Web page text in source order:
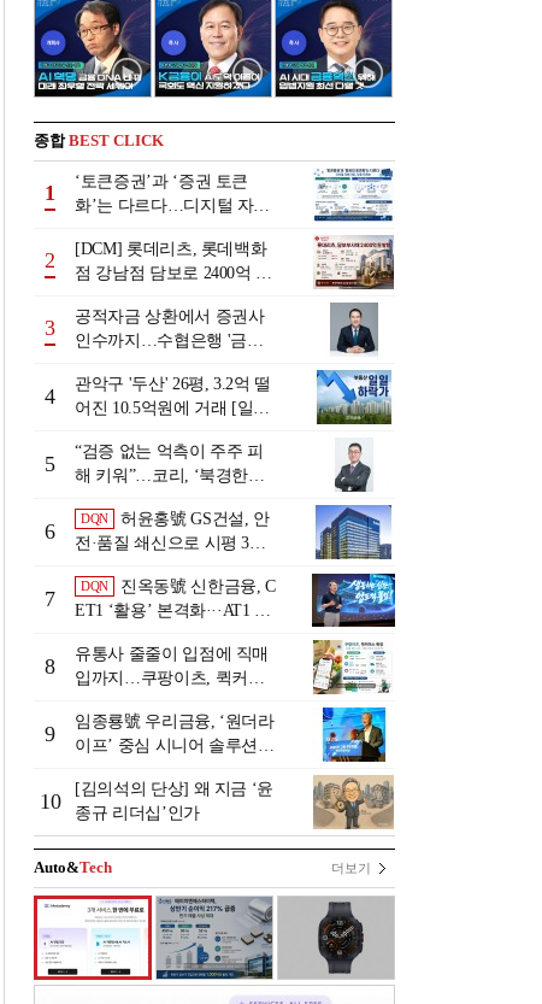
종합BEST CLICK
1
‘토큰증권’과 ‘증권 토큰
화’는 다르다…디지털 자본
2
[DCM] 롯데리츠, 롯데백화
점 강남점 담보로 2400억 조
3
공적자금 상환에서 증권사
인수까지…수협은행 '금융
행 금융그룹의 꿈①]
4
관악구 '두산' 26평, 3.2억 떨
어진 10.5억원에 거래 [일일
5
“검증 없는 억측이 주주 피
해 키워”…코리, ‘북경한미
6
DQN
허윤홍號 GS건설, 안
전·품질 쇄신으로 시평 3위
7
DQN
진옥동號 신한금융, C
ET1 ‘활용’ 본격화···AT1 늘
view]
8
유통사 줄줄이 입점에 직매
입까지…쿠팡이츠, 퀵커머
9
임종룡號 우리금융, ‘원더라
이프’ 중심 시니어 솔루션
[금융 시니어 비즈니스 돋보
기]
10
[김의석의 단상] 왜 지금 ‘윤
종규 리더십’인가
Auto&Tech 더보기